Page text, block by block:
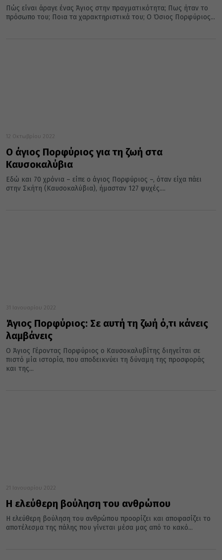
Πώς είναι άραγε ένας Άγιος στην πραγματικότητα; Πως ήταν το
πρόσωπο του; Ποια τα χαρακτηριστικά του; Ο Όσιος Πορφύριος...
12 Οκτωβρίου 2022
Ο άγιος Πορφύριος για τη ζωή στα
Καυσοκαλύβια
Εδώ και 70 χρόνια – είπε ο άγιος Πορφύριος –, όταν είχα πάει
στην Σκήτη (Καυσοκαλύβια), ήμασταν 127 ψυχές....
31 Ιανουαρίου 2022
Άγιος Πορφύριος: Σε αυτή τη ζωή ό,τι κάνεις
λαμβάνεις
Ο Άγιος Γέροντας Πορφύριος ο Καυσοκαλυβίτης διηγείται σε
πιστό μία ιστορία, που αποδεικνύει τη δύναμη της προσφοράς
και της...
21 Ιανουαρίου 2022
Η ελεύθερη βούληση του ανθρώπου
Η ελεύθερη βούληση του ανθρώπου προορίζει και αποφασίζει το
αποτέλεσμα της πάλης που γίνεται μέσα μας από το κακό...